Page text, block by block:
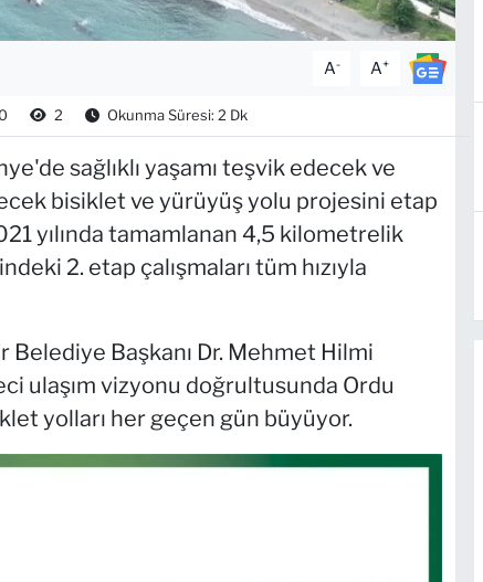
A- A+
2 Okunma Süresi: 2 Dk
sağlıklı yaşamı teşvik edecek ve
bisiklet ve yürüyüş yolu projesini etap
yılında tamamlanan 4,5 kilometrelik
2. etap çalışmaları tüm hızıyla
Belediye Başkanı Dr. Mehmet Hilmi
ulaşım vizyonu doğrultusunda Ordu
yolları her geçen gün büyüyor.